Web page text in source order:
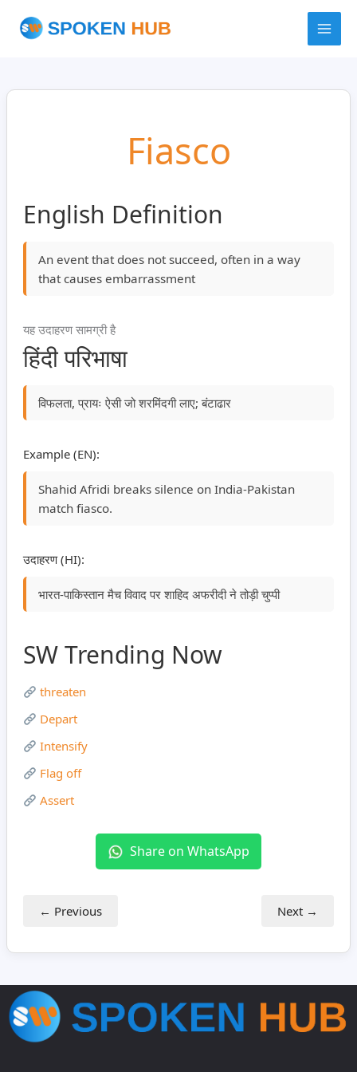
Fiasco
English Definition
An event that does not succeed, often in a way
that causes embarrassment
यह उदाहरण सामग्री है
हिंदी परिभाषा
विफलता, प्रायः ऐसी जो शरमिंदगी लाए; बंटाढार
Example (EN):
Shahid Afridi breaks silence on India-Pakistan
match fiasco.
उदाहरण (HI):
भारत-पाकिस्तान मैच विवाद पर शाहिद अफरीदी ने तोड़ी चुप्पी
SW Trending Now
threaten
Depart
Intensify
Flag off
Assert
Share on WhatsApp
← Previous Next →